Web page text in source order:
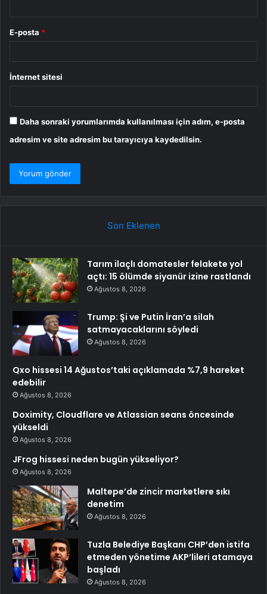
E-posta *
İnternet sitesi
Daha sonraki yorumlarımda kullanılması için adım, e-posta
adresim ve site adresim bu tarayıcıya kaydedilsin.
Son Eklenen
Tarım ilaçlı domatesler felakete yol
açtı: 15 ölümde siyanür izine rastlandı
Ağustos 8, 2026
Trump: Şi ve Putin İran’a silah
satmayacaklarını söyledi
Ağustos 8, 2026
Qxo hissesi 14 Ağustos’taki açıklamada %7,9 hareket
edebilir
Ağustos 8, 2026
Doximity, Cloudflare ve Atlassian seans öncesinde
yükseldi
Ağustos 8, 2026
JFrog hissesi neden bugün yükseliyor?
Ağustos 8, 2026
Maltepe’de zincir marketlere sıkı
denetim
Ağustos 8, 2026
Tuzla Belediye Başkanı CHP’den istifa
etmeden yönetime AKP’lileri atamaya
başladı
Ağustos 8, 2026